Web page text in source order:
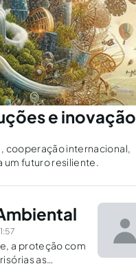
e inovação
cooperação internacional,
sustentabilidade e fiscalização ambiental são caminhos essenciais para um futuro resiliente.
a proteção com
as